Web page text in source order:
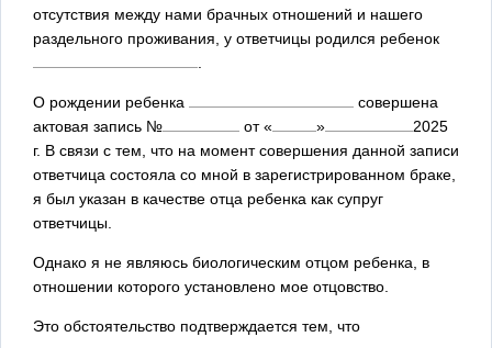
отсутствия между нами брачных отношений и нашего
раздельного проживания, у ответчицы родился ребенок
О рождении ребенка
совершена
актовая запись №
от« »
2025
г. В связи с тем, что на момент совершения данной записи
ответчица состояла со мной в зарегистрированном браке,
я был указан в качестве отца ребенка как супруг
ответчицы.
Однако я не являюсь биологическим отцом ребенка, в
отношении которого установлено мое отцовство.
Это обстоятельство подтверждается тем, что